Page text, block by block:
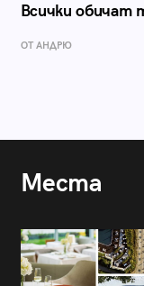
Всички обичат
ОТ АНДРЮ
Места